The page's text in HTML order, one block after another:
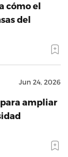
cómo el
del
Jun 24, 2026
ampliar